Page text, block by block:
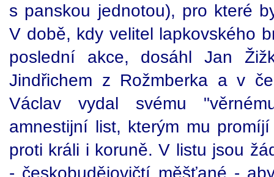
s panskou jednotou), pro které
V době, kdy velitel lapkovského
poslední akce, dosáhl Jan
Jindřichem z Rožmberka a v
Václav vydal svému
amnestijní list, kterým mu
proti králi i koruně. V listu jsou
- českobudějovičtí měšťané -